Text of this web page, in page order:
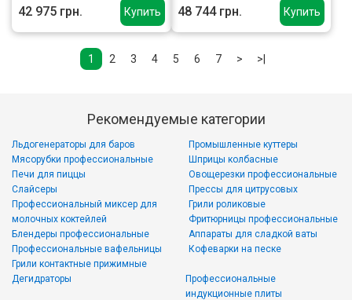
Купить
42 975 грн. Купить
48 744 грн.
1 2 3 4 5 6 7 > >|
Рекомендуемые категории
Льдогенераторы для баров
Мясорубки профессиональные
Печи для пиццы
Слайсеры
Промышленные куттеры
Шприцы колбасные
Овощерезки профессиональные
Прессы для цитрусовых
Профессиональный миксер для
молочных коктейлей
Блендеры профессиональные
Профессиональные вафельницы
Грили контактные прижимные
Грили роликовые
Фритюрницы профессиональные
Аппараты для сладкой ваты
Кофеварки на песке
Дегидраторы
Профессиональные
индукционные плиты